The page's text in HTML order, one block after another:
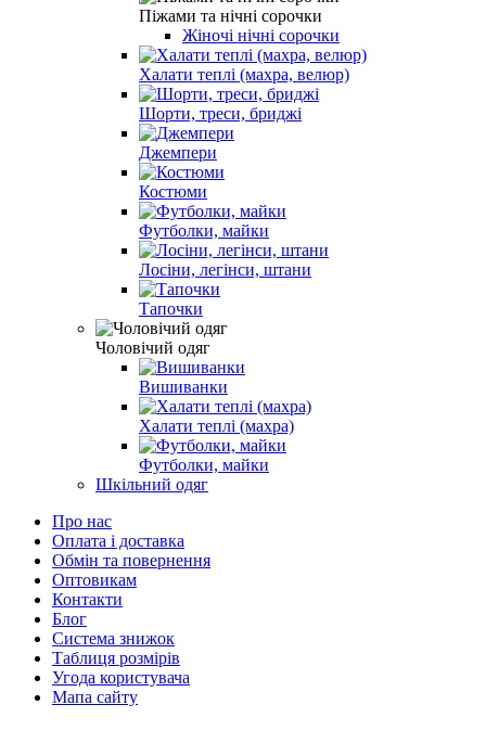
Піжами та нічні сорочки
Жіночі нічні сорочки
Халати теплі (махра, велюр)
Шорти, треси, бриджі
Джемпери
Костюми
Футболки, майки
Лосіни, легінси, штани
Тапочки
Чоловічий одяг
Вишиванки
Халати теплі (махра)
Футболки, майки
Шкільний одяг
Про нас
Оплата і доставка
Обмін та повернення
Оптовикам
Контакти
Блог
Система знижок
Таблиця розмірів
Угода користувача
Мапа сайту